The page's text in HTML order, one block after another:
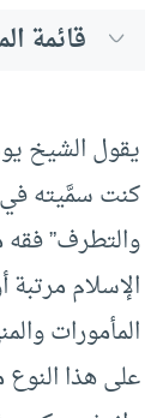
قائمة
يقول الشيخ
كنت سمَّيته في
والتطرف”
الإسلام
المأمورات
على هذا النوع